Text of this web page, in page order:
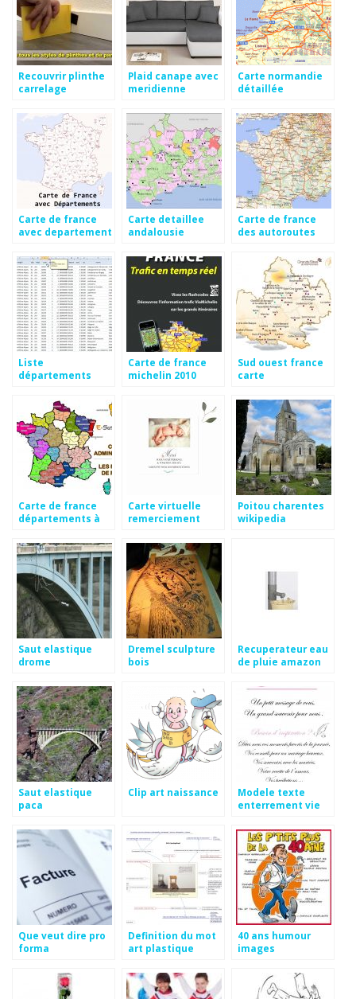
Recouvrir plinthe
carrelage
Plaid canape avec
meridienne
Carte normandie
détaillée
Carte de france
avec departement
Carte detaillee
andalousie
Carte de france
des autoroutes
Liste
départements
Carte de france
michelin 2010
Sud ouest france
carte
Carte de france
départements à
Carte virtuelle
remerciement
gratuite
Poitou charentes
wikipedia
Saut elastique
drome
Dremel sculpture
bois
Recuperateur eau
de pluie amazon
Saut elastique
paca
Clip art naissance
Modele texte
enterrement vie
Que veut dire pro
forma
Definition du mot
art plastique
40 ans humour
images